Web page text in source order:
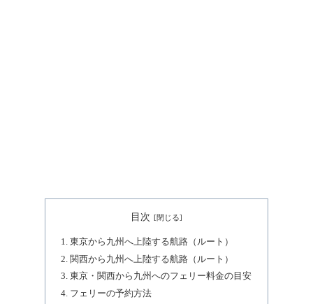
目次
東京から九州へ上陸する航路（ルート）
関西から九州へ上陸する航路（ルート）
東京・関西から九州へのフェリー料金の目安
フェリーの予約方法